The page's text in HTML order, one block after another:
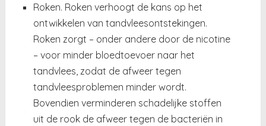
Roken. Roken verhoogt de kans op het
ontwikkelen van tandvleesontstekingen.
Roken zorgt – onder andere door de nicotine
– voor minder bloedtoevoer naar het
tandvlees, zodat de afweer tegen
tandvleesproblemen minder wordt.
Bovendien verminderen schadelijke stoffen
uit de rook de afweer tegen de bacteriën in